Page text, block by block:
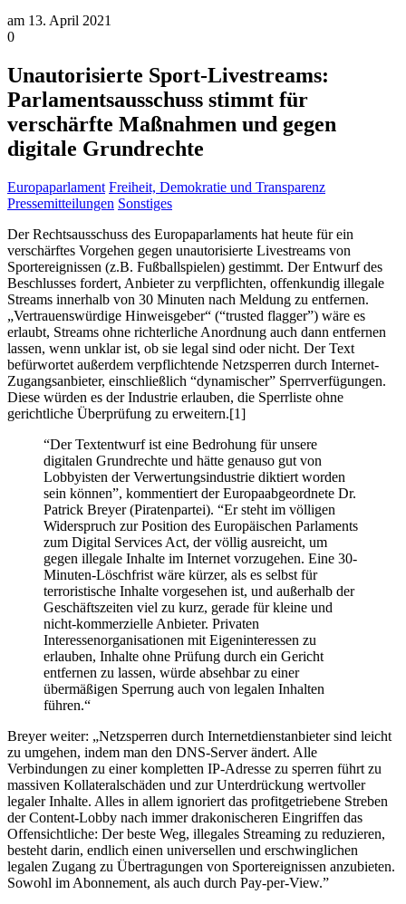
am 13. April 2021
0
Unautorisierte Sport-Livestreams:
Parlamentsausschuss stimmt für
verschärfte Maßnahmen und gegen
digitale Grundrechte
Europaparlament Freiheit, Demokratie und Transparenz
Pressemitteilungen Sonstiges
Der Rechtsausschuss des Europaparlaments hat heute für ein
verschärftes Vorgehen gegen unautorisierte Livestreams von
Sportereignissen (z.B. Fußballspielen) gestimmt. Der Entwurf des
Beschlusses fordert, Anbieter zu verpflichten, offenkundig illegale
Streams innerhalb von 30 Minuten nach Meldung zu entfernen.
„Vertrauenswürdige Hinweisgeber“ (“trusted flagger”) wäre es
erlaubt, Streams ohne richterliche Anordnung auch dann entfernen
lassen, wenn unklar ist, ob sie legal sind oder nicht. Der Text
befürwortet außerdem verpflichtende Netzsperren durch Internet-
Zugangsanbieter, einschließlich “dynamischer” Sperrverfügungen.
Diese würden es der Industrie erlauben, die Sperrliste ohne
gerichtliche Überprüfung zu erweitern.[1]
“Der Textentwurf ist eine Bedrohung für unsere
digitalen Grundrechte und hätte genauso gut von
Lobbyisten der Verwertungsindustrie diktiert worden
sein können”, kommentiert der Europaabgeordnete Dr.
Patrick Breyer (Piratenpartei). “Er steht im völligen
Widerspruch zur Position des Europäischen Parlaments
zum Digital Services Act, der völlig ausreicht, um
gegen illegale Inhalte im Internet vorzugehen. Eine 30-
Minuten-Löschfrist wäre kürzer, als es selbst für
terroristische Inhalte vorgesehen ist, und außerhalb der
Geschäftszeiten viel zu kurz, gerade für kleine und
nicht-kommerzielle Anbieter. Privaten
Interessenorganisationen mit Eigeninteressen zu
erlauben, Inhalte ohne Prüfung durch ein Gericht
entfernen zu lassen, würde absehbar zu einer
übermäßigen Sperrung auch von legalen Inhalten
führen.“
Breyer weiter: „Netzsperren durch Internetdienstanbieter sind leicht
zu umgehen, indem man den DNS-Server ändert. Alle
Verbindungen zu einer kompletten IP-Adresse zu sperren führt zu
massiven Kollateralschäden und zur Unterdrückung wertvoller
legaler Inhalte. Alles in allem ignoriert das profitgetriebene Streben
der Content-Lobby nach immer drakonischeren Eingriffen das
Offensichtliche: Der beste Weg, illegales Streaming zu reduzieren,
besteht darin, endlich einen universellen und erschwinglichen
legalen Zugang zu Übertragungen von Sportereignissen anzubieten.
Sowohl im Abonnement, als auch durch Pay-per-View.”